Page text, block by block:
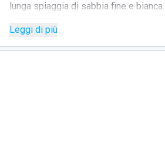
lunga spiaggia di sabbia fine e
tutta la famiglia, con un'area dedicata
opportunità di divertimento tra amici.
Leggi di più